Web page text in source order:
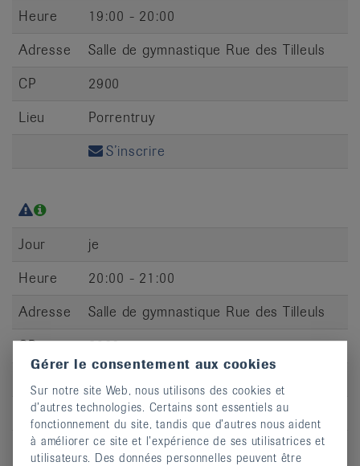
Heure
19:00 - 20:00
Adresse
Salle de gymnastique Rue des Tilleuls
CP
2900
Lieu
Porrentruy
S’inscrire
Jour
je
Heure
20:00 - 21:00
Adresse
Salle de gymnastique Rue des Tilleuls
CP
2900
S’inscrire
Gérer le consentement aux cookies
Sur notre site Web, nous utilisons des cookies et
d’autres technologies. Certains sont essentiels au
fonctionnement du site, tandis que d’autres nous aident
à améliorer ce site et l’expérience de ses utilisatrices et
utilisateurs. Des données personnelles peuvent être